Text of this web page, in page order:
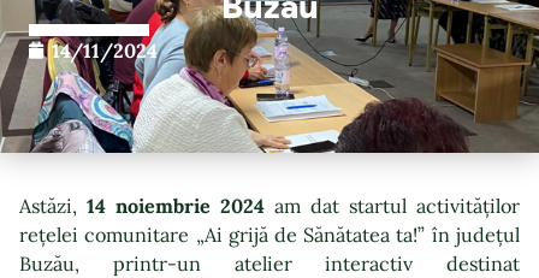
14/11/2024
Astăzi,14 noiembrie 2024 am dat startul activităților
rețelei comunitare „Ai grijă de Sănătatea ta!” în județul
Buzău, printr-un atelier interactiv destinat